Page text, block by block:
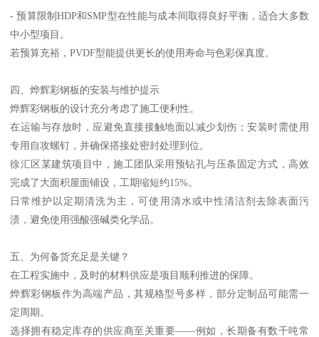
- 预算限制HDP和SMP型在性能与成本间取得良好平衡，适合大多数
中小型项目。
若预算充裕，PVDF型能提供更长的使用寿命与色彩保真度。
四、烨辉彩钢板的安装与维护提示
烨辉彩钢板的设计充分考虑了施工便利性。
在运输与存放时，应避免直接接触地面以减少划伤；安装时需使用
专用自攻螺钉，并确保搭接处密封处理到位。
徐汇区某建筑项目中，施工团队采用预钻孔与压条固定方式，高效
完成了大面积屋面铺设，工期缩短约15%。
日常维护以定期清洗为主，可使用清水或中性清洁剂去除表面污
渍，避免使用强酸强碱类化学品。
五、为何备货充足是关键？
在工程实施中，及时的材料供应是项目顺利推进的保障。
烨辉彩钢板作为高端产品，其规格型号多样，部分定制品可能需一
定周期。
选择拥有稳定库存的供应商至关重要——例如，长期备有数千吨常